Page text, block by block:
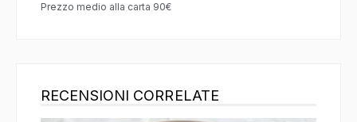
Prezzo medio alla carta 90€
RECENSIONI CORRELATE